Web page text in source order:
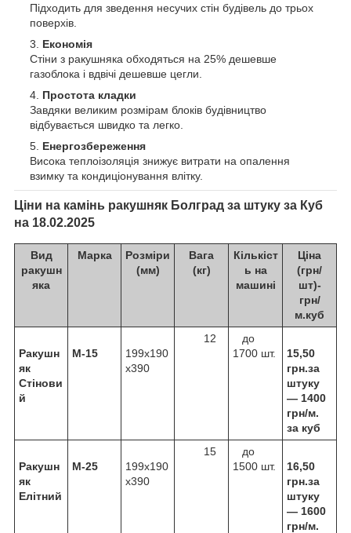
Підходить для зведення несучих стін будівель до трьох
поверхів.
Економія
Стіни з ракушняка обходяться на 25% дешевше
газоблока і вдвічі дешевше цегли.
Простота кладки
Завдяки великим розмірам блоків будівництво
відбувається швидко та легко.
Енергозбереження
Висока теплоізоляція знижує витрати на опалення
взимку та кондиціонування влітку.
Ціни на камінь ракушняк Болград за штуку за Куб
на 18.02.2025
Вид
ракушн
яка
Марка
Розміри
(мм)
Вага
(кг)
Кількіст
ь на
машині
Ціна
(грн/
шт)-
грн/
м.куб
Ракушн
як
Стінови
й
М-15
199х190
х390
12
до
1700 шт.
15,50
грн.за
штуку
— 1400
грн/м.
за куб
Ракушн
як
Елітний
М-25
199х190
х390
15
до
1500 шт.
16,50
грн.за
штуку
— 1600
грн/м.